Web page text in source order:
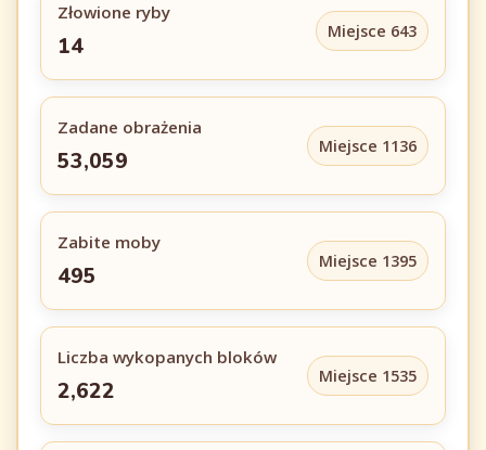
Złowione ryby
14
Miejsce 643
Zadane obrażenia
53,059
Miejsce 1136
Zabite moby
495
Miejsce 1395
Liczba wykopanych bloków
2,622
Miejsce 1535